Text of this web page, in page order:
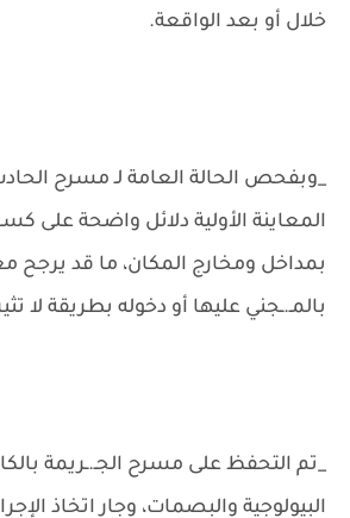
خلال أو بعد الواقعة.
_وبفحص الحالة العامة لـ مسرح
المعاينة الأولية دلائل واضحة على
بمداخل ومخارج المكان، ما قد يرجح
بالمـ.ـجني عليها أو دخوله بطريقة لا
_تم التحفظ على مسرح الجـ.ـريمة
البيولوجية والبصمات، وجارٍ اتخاذ